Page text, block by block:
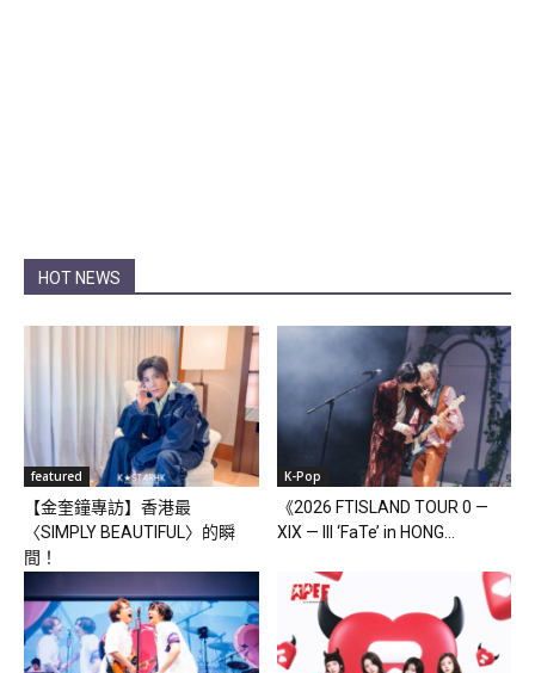
HOT NEWS
featured
【金奎鐘專訪】香港最
〈SIMPLY BEAUTIFUL〉的瞬
間！
K-Pop
《2026 FTISLAND TOUR 0 —
XIX — III ‘FaTe’ in HONG...